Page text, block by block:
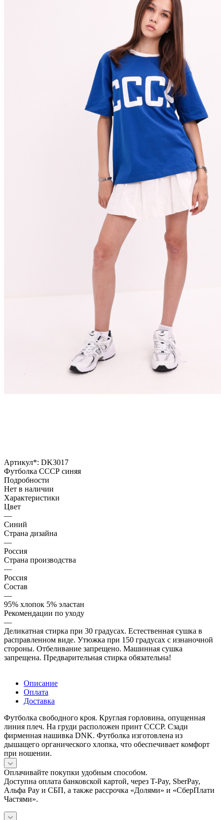
Артикул*: DK3017
Футболка СССР синяя
Подробности
Нет в наличии
Характеристики
Цвет
—
Синий
Страна дизайна
—
Россия
Страна производства
—
Россия
Состав
—
95% хлопок 5% эластан
Рекомендации по уходу
—
Деликатная стирка при 30 градусах. Естественная сушка в
расправленном виде. Утюжка при 150 градусах с изнаночной
стороны. Отбеливание запрещено. Машинная сушка
запрещена. Предварительная стирка обязательна!
Описание
Оплата
Доставка
Футболка свободного кроя. Круглая горловина, опущенная
линия плеч. На груди расположен принт СССР. Сзади
фирменная нашивка DNK. Футболка изготовлена из
дышащего органического хлопка, что обеспечивает комфорт
при ношении.
Оплачивайте покупки удобным способом.
Доступна оплата банковской картой, через T-Pay, SberPay,
Альфа Pay и СБП, а также рассрочка «Долями» и «СберПлати
Частями».